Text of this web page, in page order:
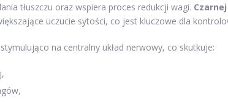
tłuszczu oraz wspiera proces redukcji wagi.
uczucie sytości, co jest kluczowe dla
stymulująco na centralny układ nerwowy, co skutkuje: